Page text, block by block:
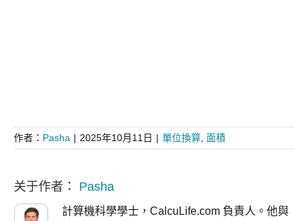
作者： Pasha | 2025年10月11日 | 單位換算 面積
关于作者： Pasha
計算機科學學士，CalcuLife.com 負責人。他與